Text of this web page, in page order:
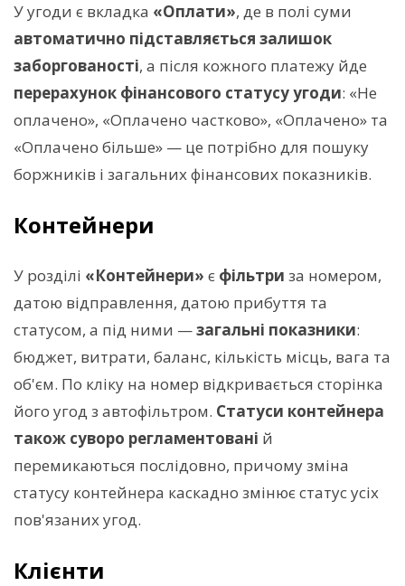
У угоди є вкладка «Оплати», де в полі суми
автоматично підставляється залишок
заборгованості, а після кожного платежу йде
перерахунок фінансового статусу угоди: «Не
оплачено», «Оплачено частково», «Оплачено» та
«Оплачено більше» — це потрібно для пошуку
боржників і загальних фінансових показників.
Контейнери
У розділі «Контейнери» є фільтри за номером,
датою відправлення, датою прибуття та
статусом, а під ними —загальні показники:
бюджет, витрати, баланс, кількість місць, вага та
об'єм. По кліку на номер відкривається сторінка
його угод з автофільтром. Статуси контейнера
також суворо регламентовані й
перемикаються послідовно, причому зміна
статусу контейнера каскадно змінює статус усіх
пов'язаних угод.
Клієнти